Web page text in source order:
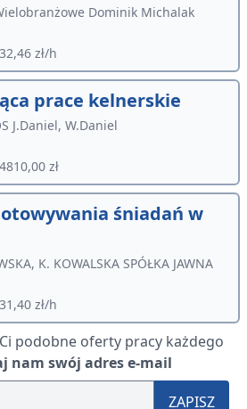
Dominik Michalak
zł/h
prace kelnerskie
J.Daniel, W.Daniel
zł
śniadań w
K. KOWALSKA SPÓŁKA JAWNA
zł/h
podobne oferty pracy każdego
nam swój adres e-mail
ZAPISZ